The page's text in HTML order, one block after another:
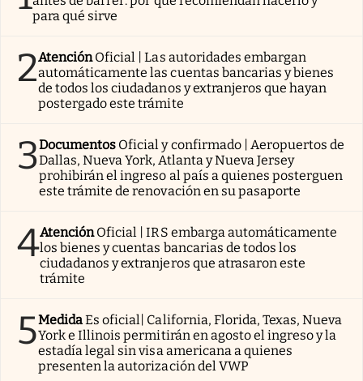
para qué sirve
2AtenciónOficial | Las autoridades embargan
automáticamente las cuentas bancarias y bienes
de todos los ciudadanos y extranjeros que hayan
postergado este trámite
3Documentos Oficial y confirmado | Aeropuertos de
Dallas, Nueva York, Atlanta y Nueva Jersey
prohibirán el ingreso al país a quienes posterguen
este trámite de renovación en su pasaporte
4AtenciónOficial | IRS embarga automáticamente
los bienes y cuentas bancarias de todos los
ciudadanos y extranjeros que atrasaron este
trámite
5MedidaEs oficial| California, Florida, Texas, Nueva
York e Illinois permitirán en agosto el ingreso y la
estadía legal sin visa americana a quienes
presenten la autorización del VWP